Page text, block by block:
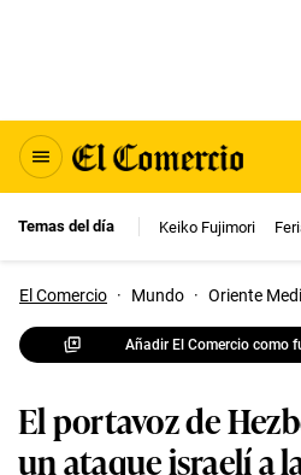
Temas del día Keiko Fujimori
El Comercio · Mundo · Oriente
Añadir El Comercio como
El portavoz de
un ataque israelí a